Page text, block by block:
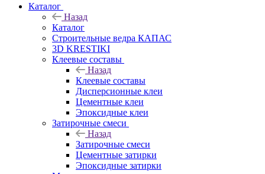
Каталог
Назад
Каталог
Строительные ведра КАПАС
3D KRESTIKI
Клеевые составы
Назад
Клеевые составы
Дисперсионные клеи
Цементные клеи
Эпоксидные клеи
Затирочные смеси
Назад
Затирочные смеси
Цементные затирки
Эпоксидные затирки